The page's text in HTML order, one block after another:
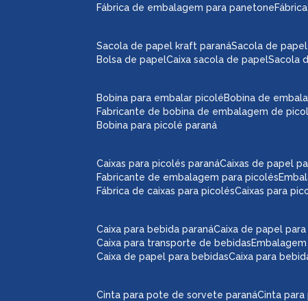
bobina para embalar picolé
bobina de
fabricante de bobina de embalagem de
bobina para picolé paraná
caixas de papel
fabricante de embalagem para picolés
fábrica de caixas para picolés caixas para
caixas para picolés paraná
caixa de papel
caixa para transporte de bebidas
caixa de papel para bebidas caixa para
caixa para bebida paraná
cinta
cinta para pote de sorvete paraná
fábrica de embalagem para panetone
sacola de
bolsa de papel
caixa sacola de papel sacola
sacola de papel kraft paraná